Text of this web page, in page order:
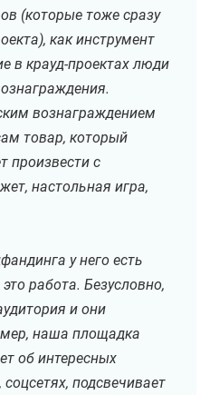
(которые тоже сразу
как инструмент
в крауд-проектах люди
вознаграждением
товар, который
произвести с
настольная игра,
у него есть
работа. Безусловно,
и они
наша площадка
об интересных
подсвечивает